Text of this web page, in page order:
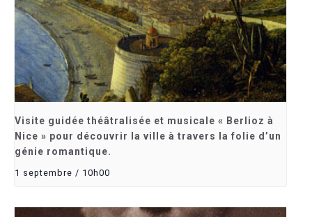
Visite guidée théâtralisée et musicale « Berlioz à
Nice » pour découvrir la ville à travers la folie d’un
génie romantique.
1 septembre / 10h00